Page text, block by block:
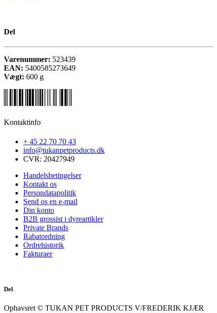
Del
Varenummer: 523439
EAN: 5400585273649
Vægt: 600 g
Kontaktinfo
+ 45 22 70 70 43
info@tukanpetproducts.dk
CVR: 20427949
Handelsbetingelser
Kontakt os
Persondatapolitik
Send os en e-mail
Din konto
B2B grossist i dyreartikler
Private Brands
Rabatordning
Ordrehistorik
Fakturaer
Del
Ophavsret © TUKAN PET PRODUCTS V/FREDERIK KJÆR